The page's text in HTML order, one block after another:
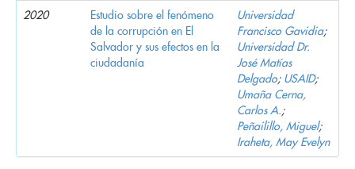
2020
Estudio sobre el fenómeno
de la corrupción en El
Salvador y sus efectos en la
ciudadanía
Universidad
Francisco Gavidia;
Universidad Dr.
José Matías
Delgado; USAID;
Umaña Cerna,
Carlos A.;
Peñailillo, Miguel;
Iraheta, May Evelyn